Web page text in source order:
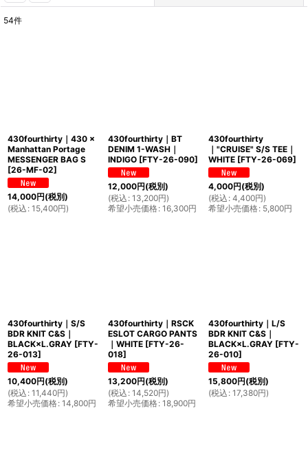
54件
430fourthirty｜430 ×
Manhattan Portage
MESSENGER BAG S
[26-MF-02]
14,000円(税別)
(税込 : 15,400円)
430fourthirty｜BT
DENIM 1-WASH｜
INDIGO [FTY-26-090]
12,000円(税別)
(税込 : 13,200円)
希望小売価格: 16,300円
430fourthirty
｜"CRUISE" S/S TEE｜
WHITE [FTY-26-069]
4,000円(税別)
(税込 : 4,400円)
希望小売価格: 5,800円
430fourthirty｜S/S
BDR KNIT C&S｜
BLACK×L.GRAY [FTY-
26-013]
10,400円(税別)
(税込 : 11,440円)
希望小売価格: 14,800円
430fourthirty｜RSCK
ESLOT CARGO PANTS
｜WHITE [FTY-26-
018]
13,200円(税別)
(税込 : 14,520円)
希望小売価格: 18,900円
430fourthirty｜L/S
BDR KNIT C&S｜
BLACK×L.GRAY [FTY-
26-010]
15,800円(税別)
(税込 : 17,380円)